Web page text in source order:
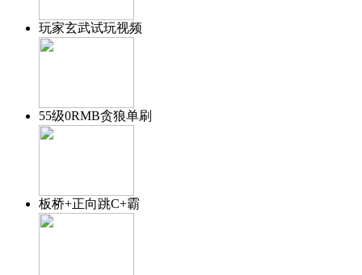
玩家玄武试玩视频
55级0RMB贪狼单刷
板桥+正向跳C+霸